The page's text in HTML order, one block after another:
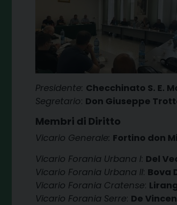
Presidente: Checchinato S. E.
Segretario: Don Giuseppe
Membri di Diritto
Vicario Generale: Fortino don
Vicario Forania Urbana I: Del
Vicario Forania Urbana II: Bova
Vicario Forania Cratense:
Vicario Forania Serre: De